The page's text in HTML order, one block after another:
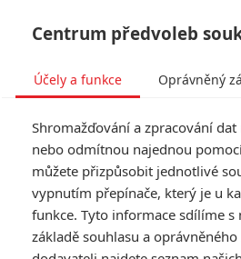
Robots:
randění
Centrum předvoleb
Účely a funkce Oprávněný
Shromažďování a zpracování
nebo odmítnou najednou
můžete přizpůsobit jednotlivé
vypnutím přepínače, který je u
funkce. Tyto informace sdílíme
základě souhlasu a oprávněného